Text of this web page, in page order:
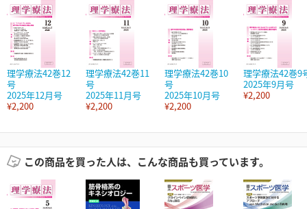
理学療法42巻12
号
2025年12月号
¥2,200
理学療法42巻11
号
2025年11月号
¥2,200
理学療法42巻10
号
2025年10月号
¥2,200
理学療法42巻9
2025年9月号
¥2,200
この商品を買った人は、こんな商品も買っています。